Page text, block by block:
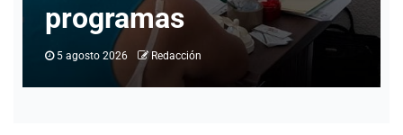
Valles
4 agosto 2026 Redacción